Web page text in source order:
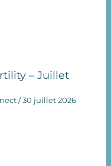
– Juillet
/30 juillet 2026